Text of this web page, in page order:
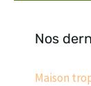
Nos
Maison